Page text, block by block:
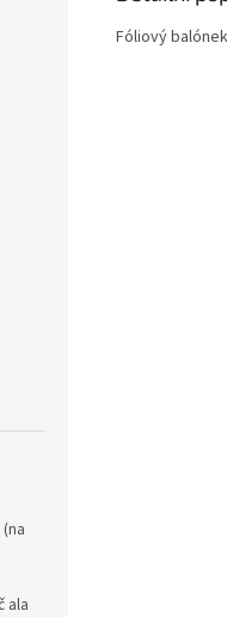
(na
ala
Fóliový balónek